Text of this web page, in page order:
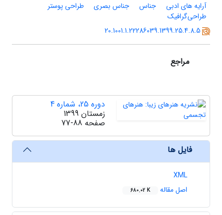
آرایه های ادبی
جناس جناس بصری
طراحی پوستر
طراحی‌گرافیک
20.1001.1.22286039.1399.25.4.8.5
مراجع
دوره 25، شماره 4
زمستان 1399
صفحه 77-88
فایل ها
XML
اصل مقاله
680.02 K